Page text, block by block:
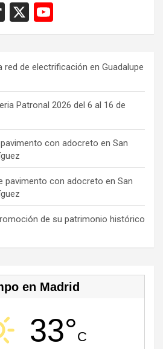
Ti
k
o
k
X
o
T
u
b
e
C
h
a
n
n
el
red de electrificación en Guadalupe
Patronal 2026 del 6 al 16 de
con adocreto en San
pavimento con adocreto en San
de su patrimonio histórico
en Madrid
33°C